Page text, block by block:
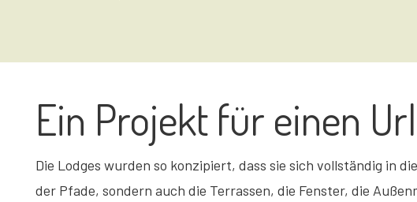
Ein Projekt für einen
Die Lodges wurden so konzipiert, dass sie sich vollständig in
der Pfade, sondern auch die Terrassen, die Fenster, die